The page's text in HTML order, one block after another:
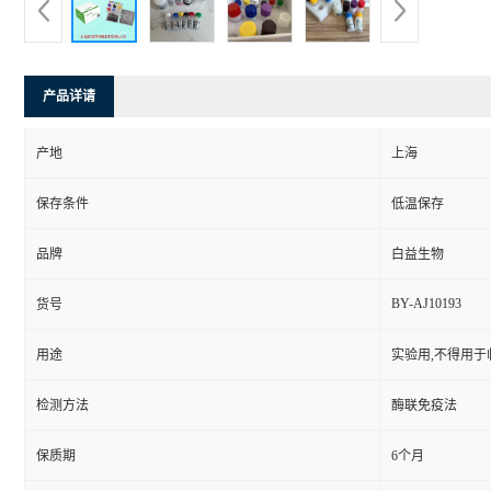
产品详请
产地 上海
保存条件 低温保存
品牌 白益生物
货号 BY-AJ10193
用途 实验用,不得用于
检测方法 酶联免疫法
保质期 6个月